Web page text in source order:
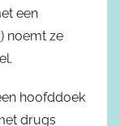
een
) noemt ze
hoofddoek
drugs